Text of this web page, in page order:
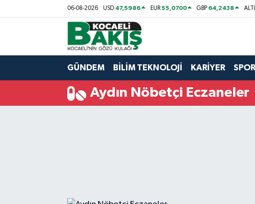
06-08-2026 USD 47,5986 EUR55,0700 GBP 64,2438
GÜNDEM BİLİM TEKNOLOJİ KARİYER SPOR
Aydın Nöbetçi Eczaneler
Kocaeli Nöbetçi Eczaneler
Kocaeli Hava Durumu
Kocaeli Trafik Yoğunluk Haritası